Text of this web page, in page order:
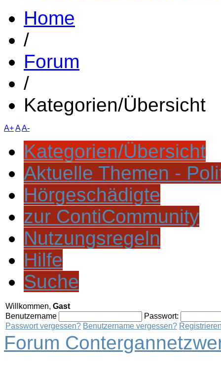
Home
/
Forum
/
Kategorien/Übersicht
A+AA-
Kategorien/Übersicht
Aktuelle Themen -
Hörgeschädigte
zur ContiCommunity
Nutzungsregeln
Hilfe
Suche
Willkommen, Gast
Benutzername
Passwort:
Passwort vergessen? Benutzername vergessen?
Forum